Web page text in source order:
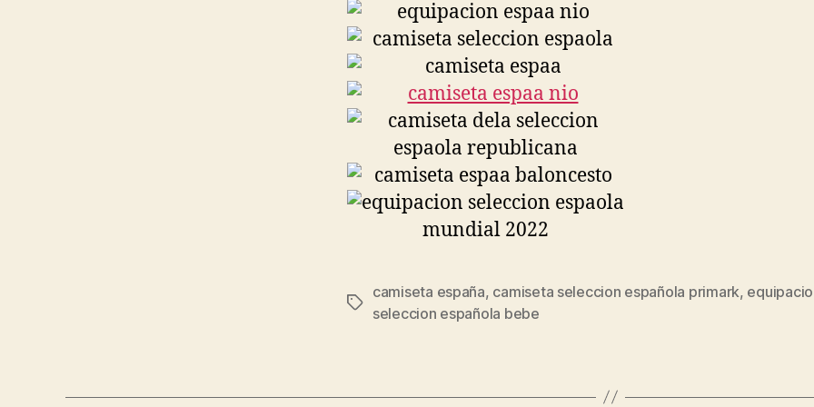
Etiquetas
camiseta españa, camiseta seleccion española primark,
seleccion española bebe